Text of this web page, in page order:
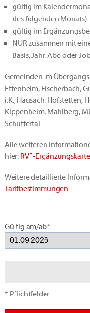
gültig im
des folgenden Monats)
gültig im
NUR zusammen mit
Basis, Jahr, Abo oder
Gemeinden im
Ettenheim, Fischerbach,
i.K., Hausach, Hofstetten,
Kippenheim, Mahlberg,
Schuttertal
Alle weiteren
hier: RVF-
Weitere detaillierte
Tarifbestimmungen
Gültig am/ab*
* Pflichtfelder